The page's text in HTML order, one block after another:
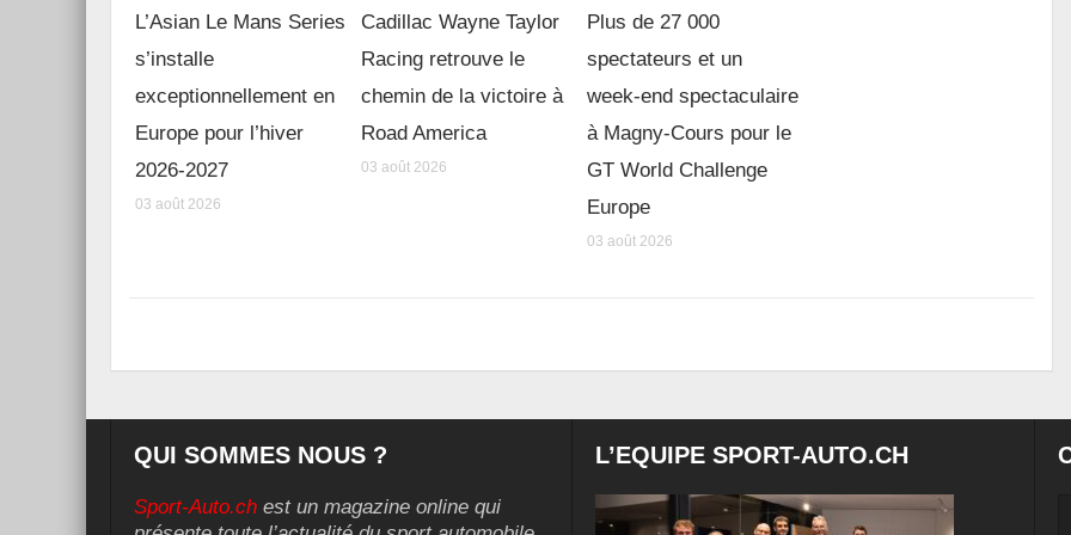
L’Asian Le Mans Series
s’installe
exceptionnellement en
Europe pour l’hiver
2026-2027
03 août 2026
Cadillac Wayne Taylor
Racing retrouve le
chemin de la victoire à
Road America
03 août 2026
Plus de 27 000
spectateurs et un
week-end spectaculaire
à Magny-Cours pour le
GT World Challenge
Europe
03 août 2026
QUI SOMMES NOUS ?
Sport-Auto.ch est un magazine online qui
L’EQUIPE SPORT-AUTO.CH